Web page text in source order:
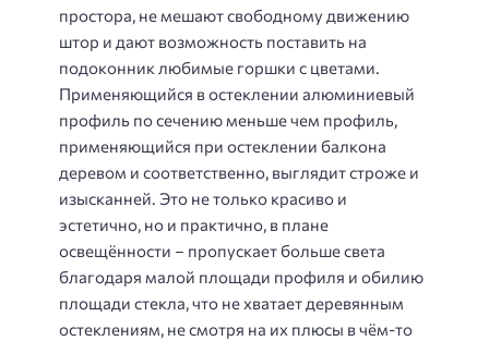
простора, не мешают свободному движению
штор и дают возможность поставить на
подоконник любимые горшки с цветами.
Применяющийся в остеклении алюминиевый
профиль по сечению меньше чем профиль,
применяющийся при остеклении балкона
деревом и соответственно, выглядит строже и
изысканней. Это не только красиво и
эстетично, но и практично, в плане
освещённости – пропускает больше света
благодаря малой площади профиля и обилию
площади стекла, что не хватает деревянным
остеклениям, не смотря на их плюсы в чём-то